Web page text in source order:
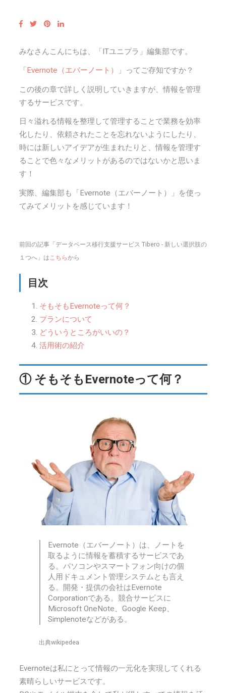
みなさんこんにちは、「ITユニプラ」編集部です。
「Evernote（エバーノート） 」ってご存知ですか？
この後の章で詳しく説明していきますが、情報を管理
するサービスです。
日々溢れる情報を整理して管理することで業務を効率
化したり、依頼されたことを忘れないようにしたり、
時には新しいアイデアが生まれたりと、情報を管理す
ることで色々なメリットがあるのではないかと思いま
す！
実際、編集部も「Evernote（エバーノート）」を使っ
てみてメリットを感じています！
前回の記事「データベース移行支援サービス Tibero - 新しい選択肢の
１つへ」はこちらから
目次
そもそもEvernoteって何？
プランについて
どういうところがいいの？
活用術の紹介
① そもそもEvernoteって何？
Evernote（エバーノート）は、ノートを
取るように情報を蓄積するサービスであ
る。パソコンやスマートフォン向けの個
人用ドキュメント管理システムとも言え
る。開発・提供の会社はEvernote
Corporationである。競合サービスに
Microsoft OneNote、Google Keep、
Simplenoteなどがある。
出典wikipedea
Evernoteは私にとって情報の一元化を実現してくれる
素晴らしいサービスです。